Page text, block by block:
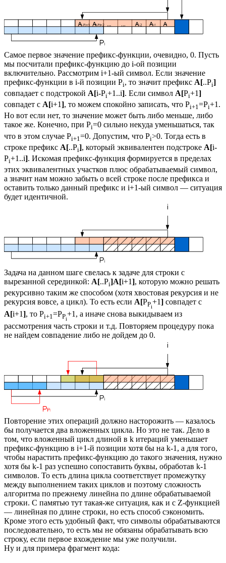
Самое первое значение префикс-функции, очевидно, 0. Пусть
мы посчитали префикс-функцию до i-ой позиции
включительно. Рассмотрим i+1-ый символ. Если значение
префикс-функции в i-й позиции Pi, то значит префикс A[..Pi]
совпадает с подстрокой A[i-Pi+1..i]. Если символ A[Pi+1]
совпадет с A[i+1], то можем спокойно записать, что Pi+1=Pi+1.
Но вот если нет, то значение может быть либо меньше, либо
такое же. Конечно, при Pi=0 сильно некуда уменьшаться, так
что в этом случае Pi+1 =0. Допустим, что Pi>0. Тогда есть в
строке префикс A[..Pi], который эквивалентен подстроке A[i-
Pi+1..i]. Искомая префикс-функция формируется в пределах
этих эквивалентных участков плюс обрабатываемый символ,
а значит нам можно забыть о всей строке после префикса и
оставить только данный префикс и i+1-ый символ — ситуация
будет идентичной.
Задача на данном шаге свелась к задаче для строки с
вырезанной серединкой: A[..Pi]A[i+1], которую можно решать
рекурсивно таким же способом (хотя хвостовая рекурсия и не
рекурсия вовсе, а цикл). То есть если A[PPi
+1] совпадет с
A[i+1], то Pi+1 =PPi
+1, а иначе снова выкидываем из
рассмотрения часть строки и т.д. Повторяем процедуру пока
не найдем совпадение либо не дойдем до 0.
Повторение этих операций должно насторожить — казалось
бы получается два вложенных цикла. Но это не так. Дело в
том, что вложенный цикл длиной в k итераций уменьшает
префикс-функцию в i+1-й позиции хотя бы на k-1, а для того,
чтобы нарастить префикс-функцию до такого значения, нужно
хотя бы k-1 раз успешно сопоставить буквы, обработав k-1
символов. То есть длина цикла соответствует промежутку
между выполнением таких циклов и поэтому сложность
алгоритма по прежнему линейна по длине обрабатываемой
строки. С памятью тут такая-же ситуация, как и с Z-функцией
— линейная по длине строки, но есть способ сэкономить.
Кроме этого есть удобный факт, что символы обрабатываются
последовательно, то есть мы не обязаны обрабатывать всю
строку, если первое вхождение мы уже получили.
Ну и для примера фрагмент кода: